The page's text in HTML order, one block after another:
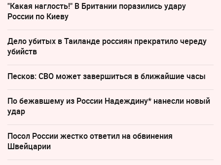
"Какая наглость!" В Британии поразились удару
России по Киеву
Дело убитых в Таиланде россиян прекратило череду
убийств
Песков: СВО может завершиться в ближайшие часы
По бежавшему из России Надеждину* нанесли новый
удар
Посол России жестко ответил на обвинения
Швейцарии